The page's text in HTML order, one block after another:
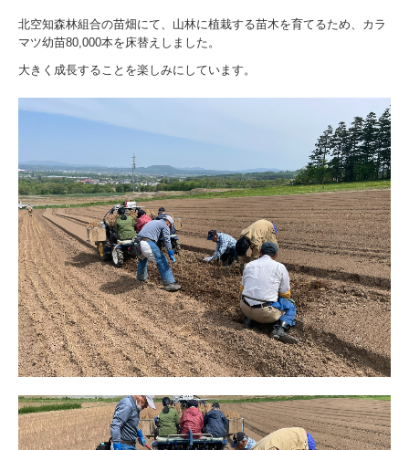
北空知森林組合の苗畑にて、山林に植栽する苗木を育てるため、カラ
マツ幼苗80,000本を床替えしました。
大きく成長することを楽しみにしています。